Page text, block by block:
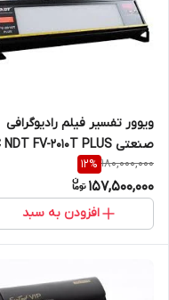
ویوور تفسیر فیلم رادیوگرافی
صنعتی LC NDT FV-2010T PLUS
180,000,000
12%
157,500,000
افزودن به سبد